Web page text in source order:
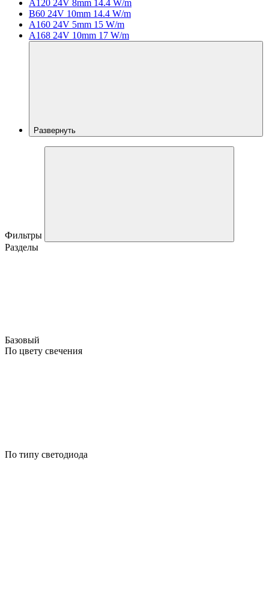
A120 24V 8mm 14.4 W/m
B60 24V 10mm 14.4 W/m
A160 24V 5mm 15 W/m
A168 24V 10mm 17 W/m
Развернуть
Фильтры
Разделы
Базовый
По цвету свечения
По типу светодиода